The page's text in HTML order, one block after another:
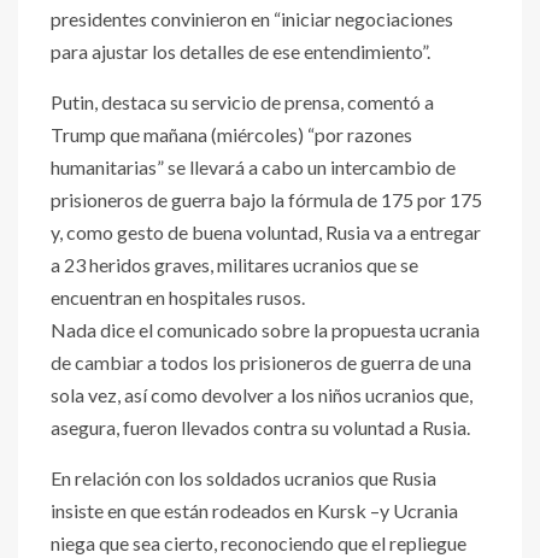
presidentes convinieron en “iniciar negociaciones
para ajustar los detalles de ese entendimiento”.
Putin, destaca su servicio de prensa, comentó a
Trump que mañana (miércoles) “por razones
humanitarias” se llevará a cabo un intercambio de
prisioneros de guerra bajo la fórmula de 175 por 175
y, como gesto de buena voluntad, Rusia va a entregar
a 23 heridos graves, militares ucranios que se
encuentran en hospitales rusos.
Nada dice el comunicado sobre la propuesta ucrania
de cambiar a todos los prisioneros de guerra de una
sola vez, así como devolver a los niños ucranios que,
asegura, fueron llevados contra su voluntad a Rusia.
En relación con los soldados ucranios que Rusia
insiste en que están rodeados en Kursk –y Ucrania
niega que sea cierto, reconociendo que el repliegue